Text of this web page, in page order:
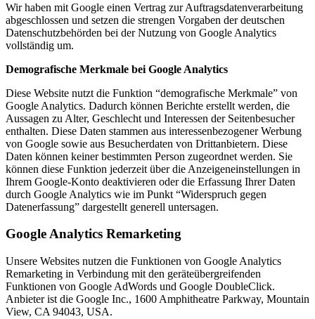
Wir haben mit Google einen Vertrag zur Auftragsdatenverarbeitung
abgeschlossen und setzen die strengen Vorgaben der deutschen
Datenschutzbehörden bei der Nutzung von Google Analytics
vollständig um.
Demografische Merkmale bei Google Analytics
Diese Website nutzt die Funktion “demografische Merkmale” von
Google Analytics. Dadurch können Berichte erstellt werden, die
Aussagen zu Alter, Geschlecht und Interessen der Seitenbesucher
enthalten. Diese Daten stammen aus interessenbezogener Werbung
von Google sowie aus Besucherdaten von Drittanbietern. Diese
Daten können keiner bestimmten Person zugeordnet werden. Sie
können diese Funktion jederzeit über die Anzeigeneinstellungen in
Ihrem Google-Konto deaktivieren oder die Erfassung Ihrer Daten
durch Google Analytics wie im Punkt “Widerspruch gegen
Datenerfassung” dargestellt generell untersagen.
Google Analytics Remarketing
Unsere Websites nutzen die Funktionen von Google Analytics
Remarketing in Verbindung mit den geräteübergreifenden
Funktionen von Google AdWords und Google DoubleClick.
Anbieter ist die Google Inc., 1600 Amphitheatre Parkway, Mountain
View, CA 94043, USA.